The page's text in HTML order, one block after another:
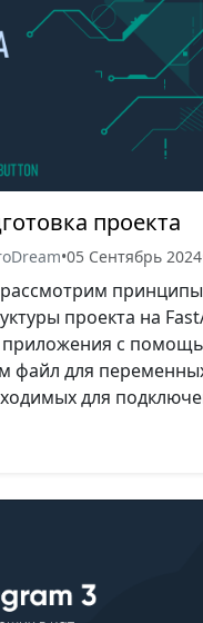
проекта
•05 Сентябрь 2024
принципы
проекта на
приложения с
файл для
для